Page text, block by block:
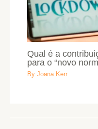
Qual é a
para o “novo
ByJoana Kerr